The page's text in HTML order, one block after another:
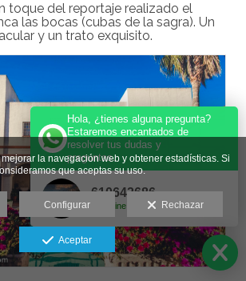
toque del reportaje realizado el
las bocas (cubas de la sagra). Un
y un trato exquisito.
la navegación web y obtener estadísticas. Si
que aceptas su uso.
Configurar Rechazar
Aceptar
Hola, ¿tienes alguna pregunta?
Estaremos encantados de
resolver tus dudas y
preguntas.
610642686
Online